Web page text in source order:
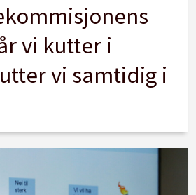
vi kutter i
vi samtidig i